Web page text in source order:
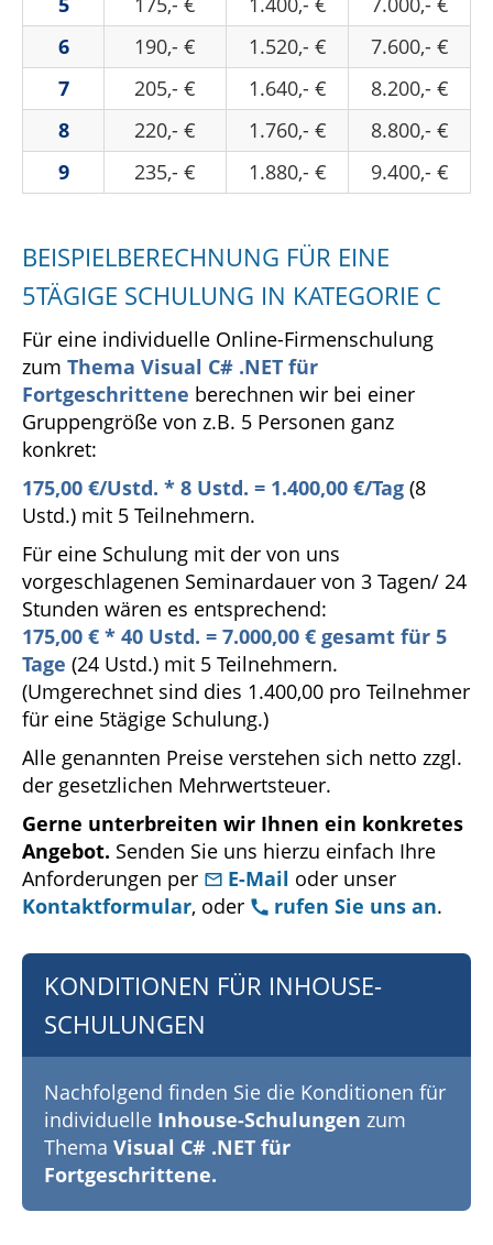
6
190,- € 1.520,- €
7.600,- €
7
205,- € 1.640,- €
8.200,- €
8
220,- € 1.760,- €
8.800,- €
9
235,- € 1.880,- € 9.400,- €
BEISPIELBERECHNUNG FÜR EINE
5TÄGIGE SCHULUNG IN KATEGORIE C
Für eine individuelle Online-Firmenschulung
zum Thema Visual C# .NET für
Fortgeschrittene berechnen wir bei einer
Gruppengröße von z.B. 5 Personen ganz
konkret:
175,00 €/Ustd. * 8 Ustd. = 1.400,00 €/Tag (8
Ustd.) mit 5 Teilnehmern.
Für eine Schulung mit der von uns
vorgeschlagenen Seminardauer von 3 Tagen/ 24
Stunden wären es entsprechend:
175,00 € * 40 Ustd. = 7.000,00 € gesamt für 5
Tage (24 Ustd.) mit 5 Teilnehmern.
(Umgerechnet sind dies 1.400,00 pro Teilnehmer
für eine 5tägige Schulung.)
Alle genannten Preise verstehen sich netto zzgl.
der gesetzlichen Mehrwertsteuer.
Gerne unterbreiten wir Ihnen ein konkretes
Angebot. Senden Sie uns hierzu einfach Ihre
Anforderungen per
E-Mail oder unser
Kontaktformular, oder rufen Sie uns an.
KONDITIONEN FÜR INHOUSE-
SCHULUNGEN
Nachfolgend finden Sie die Konditionen für
individuelle Inhouse-Schulungen zum
Thema Visual C# .NET für
Fortgeschrittene.